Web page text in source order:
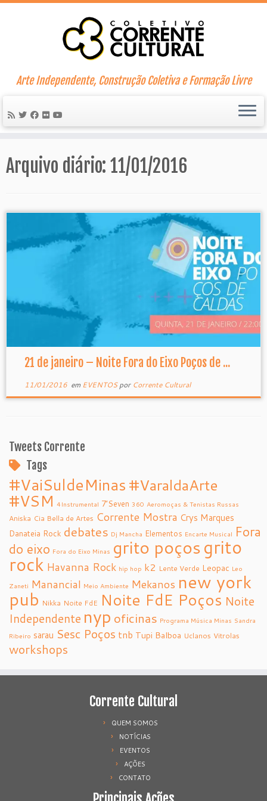
Skip
Arte Independente, Construção Coletiva e Formação Livre
Arquivo diário: 11/01/2016
21 de janeiro – Noite Fora do Eixo Poços de ...
11/01/2016em EVENTOSpor Corrente Cultural
Tweets Corrente
Tags
#VaiSuldeMinas #VaraldaArte
#VSM 4Instrumental 7’Seven 360 Aeromoças & Tenistas Russas
Aniska Cia Bella de Artes Corrente Mostra Crys Marques
Danateia Rock debates Dj Mancha Elementos Encarte Musical Fora
do eixo Fora do Eixo Minas grito poçosgrito
rock Havanna Rock hip hop k2 Lente Verde Leopac Leo
Zaneti Manancial Meio Ambiente Mekanos new york
pub Nikka Noite FdE Noite FdE Poços Noite
Independente nyp oficinas Programa Música Minas Sandra
Ribeiro sarau Sesc Poços tnb Tupi Balboa Uclanos Vitrolas
workshops
Corrente Cultural
QUEM SOMOS
NOTÍCIAS
EVENTOS
AÇÕES
CONTATO